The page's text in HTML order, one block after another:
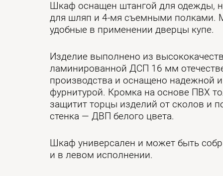
Шкаф оснащен штангой для одежды,
для шляп и 4-мя съемными полками.
удобные в применении дверцы купе.
Изделие выполнено из
ламинированной ДСП 16 мм
производства и оснащено надежной
фурнитурой. Кромка на основе ПВХ
защитит торцы изделий от сколов и
стенка — ДВП белого цвета.
Шкаф универсален и может быть
и в левом исполнении.